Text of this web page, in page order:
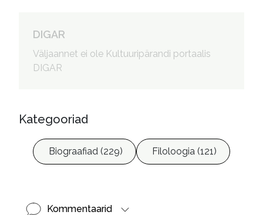
DIGAR
Väljaannet ei ole Kultuuripärandi portaalis
DIGAR
Kategooriad
Biograafiad (229) Filoloogia (121)
Kommentaarid